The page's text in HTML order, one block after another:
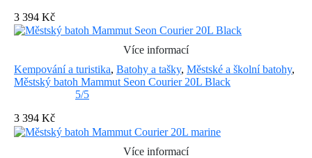
3 394 Kč
Více informací
Kempování a turistika, Batohy a tašky, Městské a školní batohy,
Městský batoh Mammut Seon Courier 20L Black
5/5
3 394 Kč
Více informací